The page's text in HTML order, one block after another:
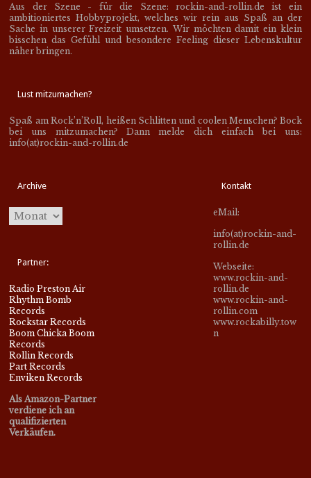
Aus der Szene - für die Szene: rockin-and-rollin.de ist ein
ambitioniertes Hobbyprojekt, welches wir rein aus Spaß an der
Sache in unserer Freizeit umsetzen. Wir möchten damit ein klein
bisschen das Gefühl und besondere Feeling dieser Lebenskultur
näher bringen.
Lust mitzumachen?
Spaß am Rock’n’Roll, heißen Schlitten und coolen Menschen? Bock
bei uns mitzumachen? Dann melde dich einfach bei uns:
info(at)rockin-and-rollin.de
Archive
Partner:
Radio Preston Air
Rhythm Bomb
Records
Rockstar Records
Boom Chicka Boom
Records
Rollin Records
Part Records
Enviken Records
Als Amazon-Partner
verdiene ich an
qualifizierten
Verkäufen.
Kontakt
eMail:
info(at)rockin-and-
rollin.de
Webseite:
www.rockin-and-
rollin.de
www.rockin-and-
rollin.com
www.rockabilly.tow
n